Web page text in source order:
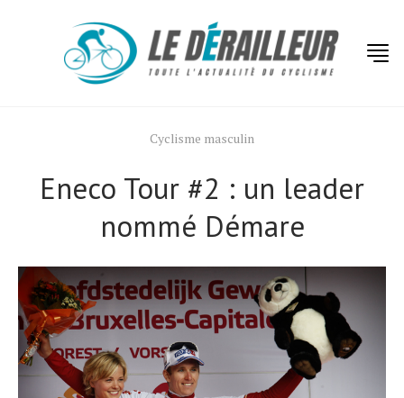
Cyclisme masculin
Eneco Tour #2 : un leader
nommé Démare
Actualités
Technologies